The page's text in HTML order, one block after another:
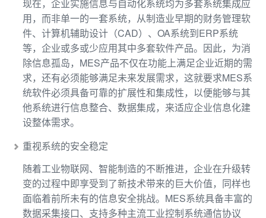
现在，企业实施信息与自动化系统均为多套系统集成应
用，而非单一的一套系统，从制造业早期的财务管理软
件、计算机辅助设计（CAD）、OA系统到ERP系统
等，企业或多或少应用其中多套软件产品。因此，为消
除信息孤岛，MES产品不仅在功能上满足企业近期的需
求，还有必须能够满足未来发展需求，这就要求MES系
统软件必须具备可靠的扩展性和集成性，以便能够与其
他系统进行信息整合、数据集成，来适应企业信息化建
设整体需求。
重视系统的安全稳定
随着工业物联网、智能制造的不断推进，企业在升级转
变的过程中即享受到了新技术带来的巨大价值，同样也
面临着前所未有的信息安全挑战。MES系统具备丰富的
数据采集接口、支持多种主流工业控制系统通信协议